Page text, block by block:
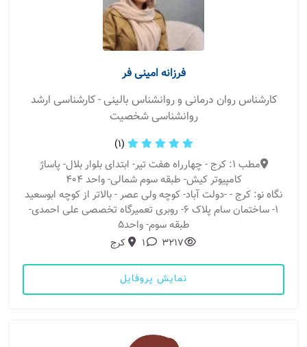
فرزانه امینی فر
کارشناس روان درمانی و روانشناس بالینی - کارشناسی ارشد
روانشناسی شخصیت
(1)
مطب 1: کرج - چهارراه هفت تیر- ابتدای بلوار بلال- پاساژ
کامپیوتر کیش- طبقه سوم شمالی- واحد 404
نگاه نو: کرج - -دولت آباد- کوچه ولی عصر - بالاتر از کوچه ابوسعید
۱- ساختمان سام پلاک ۶- روبری تعمیرگاه تخصصی علی احمدی-
طبقه سوم- واحد۵
3217
1 کرج
نمایش پروفایل